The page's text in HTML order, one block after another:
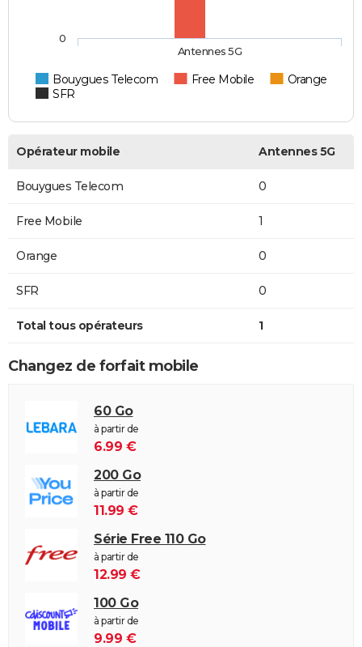
Bouygues Telecom Free Mobile
Orange
SFR
Antennes 5G
0
Opérateur mobile Antennes 5G
Bouygues Telecom 0
Free Mobile 1
Orange 0
SFR 0
Total tous opérateurs 1
Changez de forfait mobile
60 Go
à partir de
6.99 €
200 Go
à partir de
11.99 €
Série Free 110 Go
à partir de
12.99 €
100 Go
à partir de
9.99 €